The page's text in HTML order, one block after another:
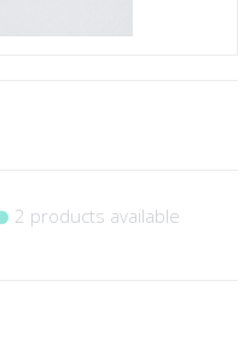
2 products available